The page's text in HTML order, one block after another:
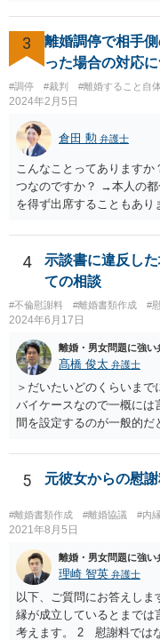
題となっているケースや、
者に証言してもらうこと
上、就業先に協力を仰が
協力を仰がなければなら
ていくらかの賠償が認めら
い場合は、強制執行を申し
ます。 例えば、被告の給
の就業先に文書が送付され
就業先が覚知することにな
は、必須ではありません
との証拠がなければ、民事
3
離婚調停で相手
った場合の対応
#調停 #裁判 #離婚すること自体
2024年2月5日
倉田 勲 弁護士
こんなことってあります
つなのですか？ →本人の都
を得ず出席することもあ
えて弁護士だけで出席する
4
示談書に違反し
ての相談
#不倫慰謝料 #離婚書類作成 #
2024年6月17日
離婚・男女問題に強い
髙橋 俊太 弁護士
＞だいたいどのくらいま
バイケースなので一概には
間を設定するのが一般的だ
5 元彼女からの慰
#離婚書類作成 #離婚協議 #内
2021年8月5日
離婚・男女問題に強い
理崎 智英 弁護士
以下、ご質問にお答えし
縁が成立しているとまでは
考えます。 2 慰謝料では